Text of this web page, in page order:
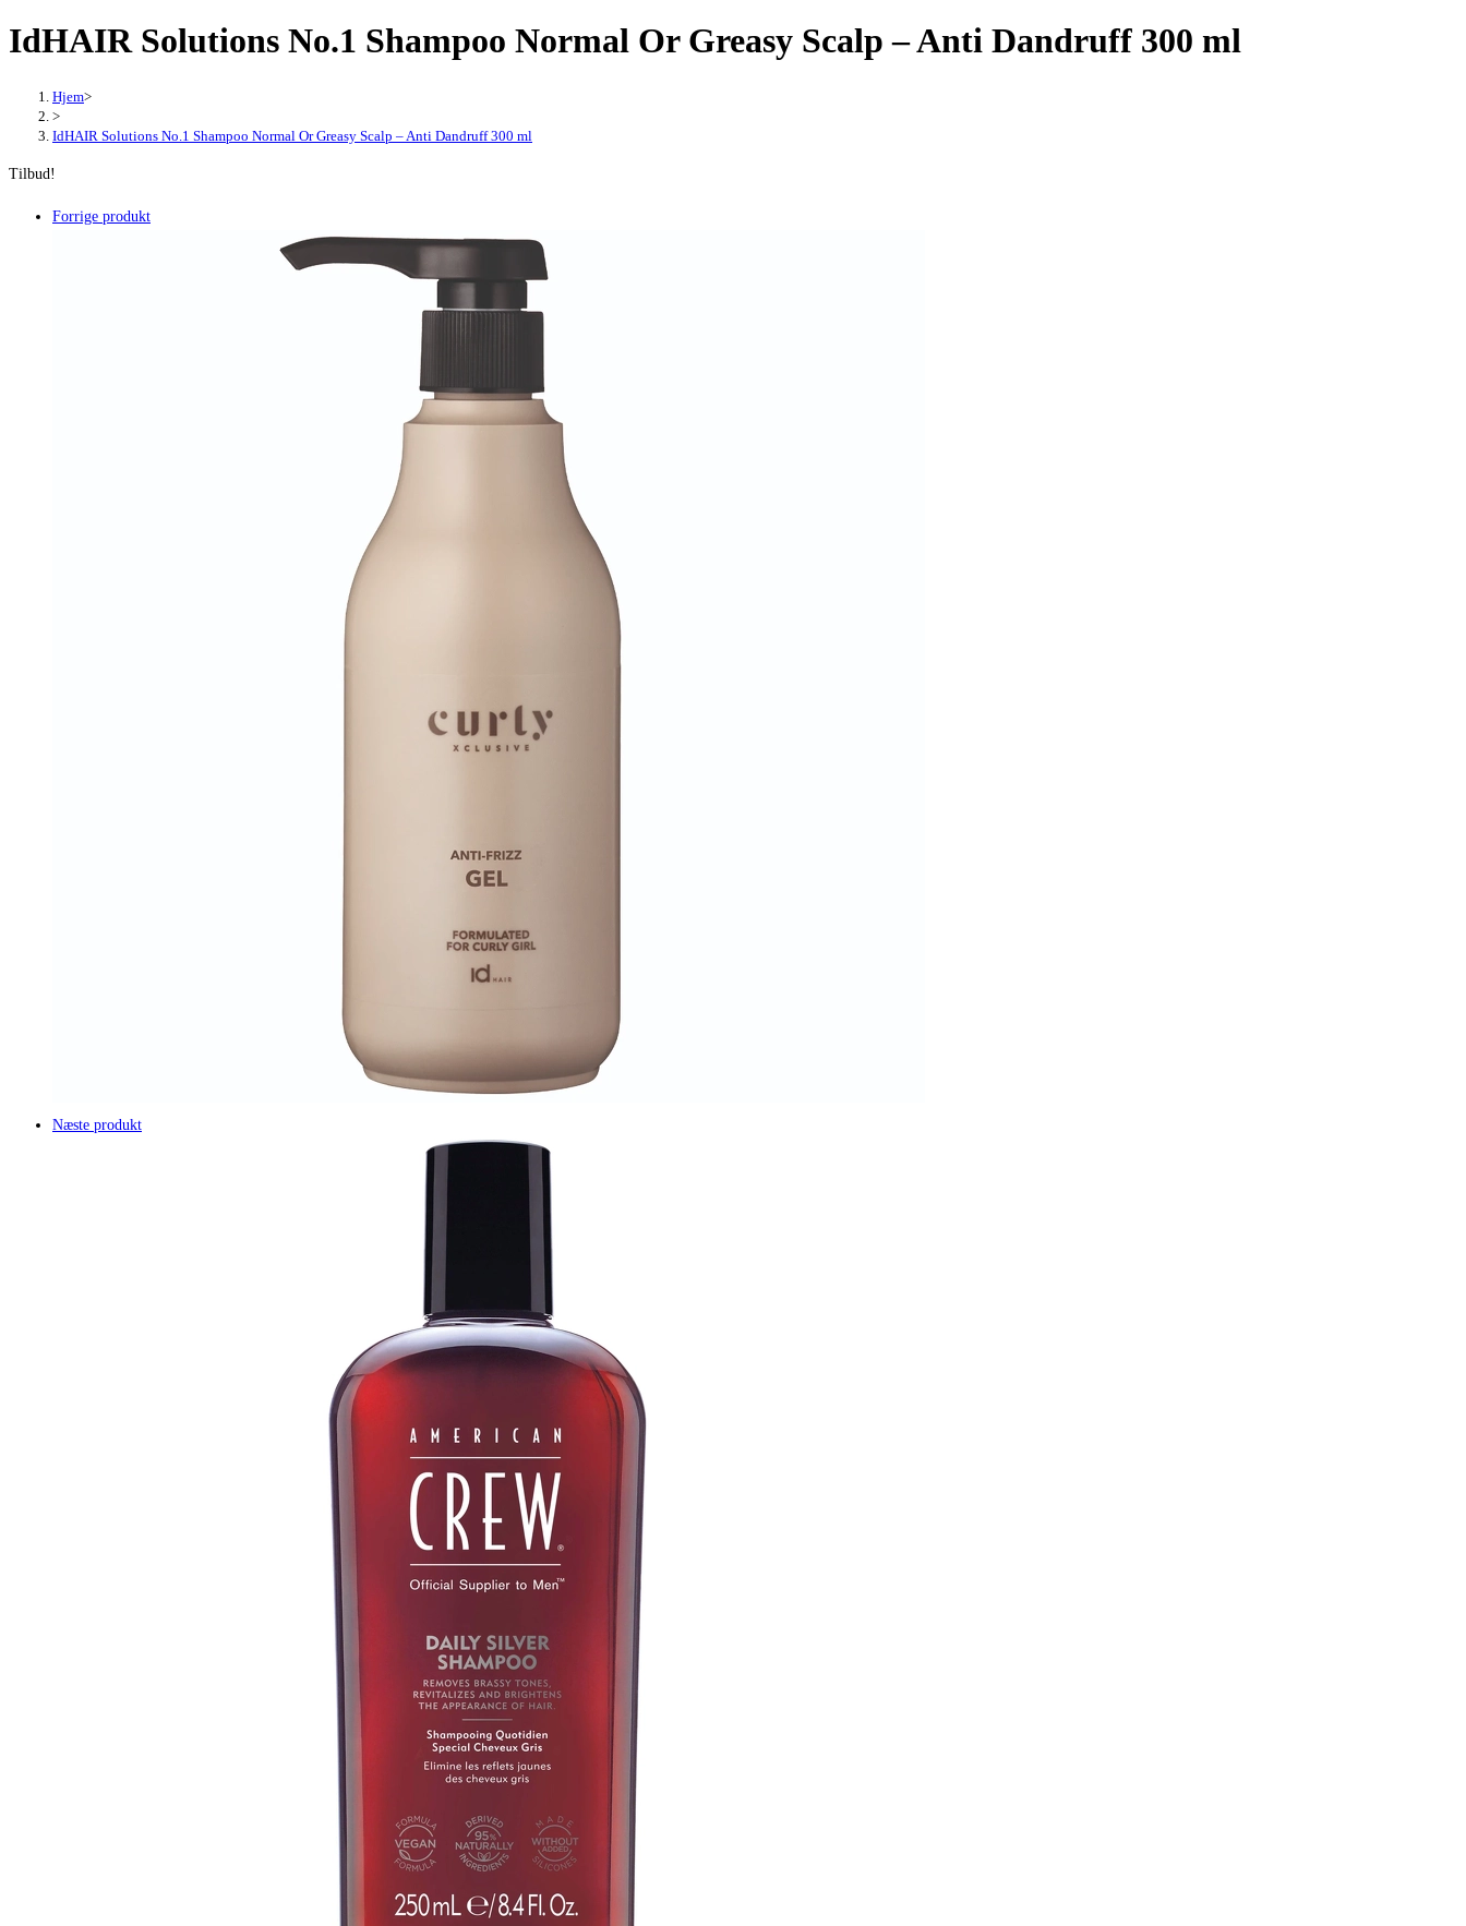
174,00 kr..130,50 kr..
IdHAIR Solutions No.1 Shampoo Normal Or Greasy Scalp – Anti Dandruff 300 ml
Hjem>
>
IdHAIR Solutions No.1 Shampoo Normal Or Greasy Scalp – Anti Dandruff 300 ml
Tilbud!
Forrige produkt
Næste produkt